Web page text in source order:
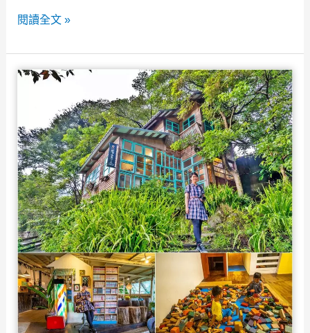
的
園
親
觀
餐
廳
推
薦！
看
夜
景
吃
美
新
門
點》
關
西
仙
草
博
物
館
~
菜
閱讀全文 »